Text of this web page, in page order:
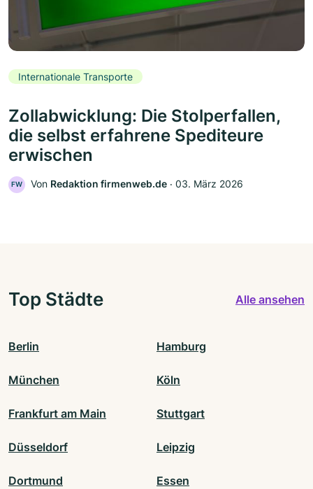
Internationale Transporte
Zollabwicklung: Die Stolperfallen,
die selbst erfahrene Spediteure
erwischen
FW Von Redaktion firmenweb.de ‧ 03. März 2026
Top Städte Alle ansehen
Berlin Hamburg
München Köln
Frankfurt am Main Stuttgart
Düsseldorf Leipzig
Dortmund Essen